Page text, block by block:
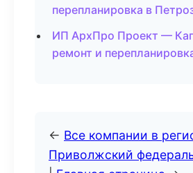
перепланировка в
ИП АрхПро Проект —
ремонт и
← Все компании в
Приволжский